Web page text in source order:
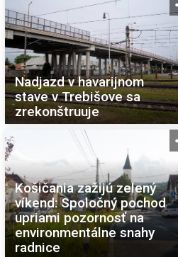
Nadjazd v havarijnom
stave v Trebišove sa
zrekonštruuje
Košičania zažijú zelený
víkend: Spoločný pochod
upriami pozornosť na
environmentálne snahy
radnice